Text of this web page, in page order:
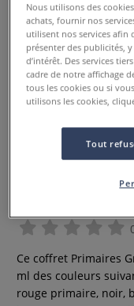
Coffret
Acrylic - 6 x
Ce coffret Primaires
ml des couleurs
rouge primaire, noir,
Nous utilisons des
achats, fournir nos
utilisent nos services
présenter des publicités,
d’intérêt. Des services
cadre de notre affichage
tous les cookies ou si
utilisons les cookies,
Tout